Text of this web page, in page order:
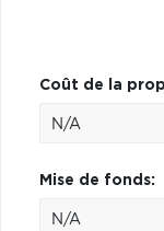
Coût de la
Mise de fonds: